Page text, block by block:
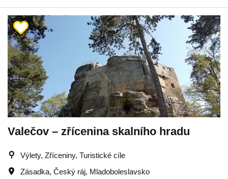
Valečov – zřícenina skalního hradu
Výlety, Zříceniny, Turistické cíle
Zásadka, Český ráj, Mladoboleslavsko